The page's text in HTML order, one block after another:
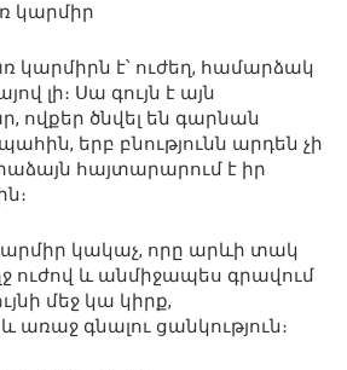
կարմիր
կարմիրն է՝ ուժեղ, համարձակ
լի։ Սա գույն է այն
ովքեր ծնվել են գարնան
երբ բնությունն արդեն չի
հայտարարում է իր
կակաչ, որը արևի տակ
ուժով և անմիջապես գրավում
մեջ կա կիրք,
առաջ գնալու ցանկություն։